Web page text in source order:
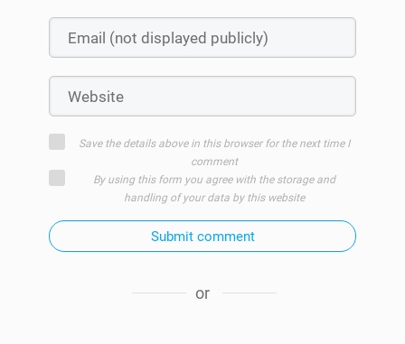
Save the details above in this browser for the next time I
comment
By using this form you agree with the storage and
handling of your data by this website
Submit comment
or